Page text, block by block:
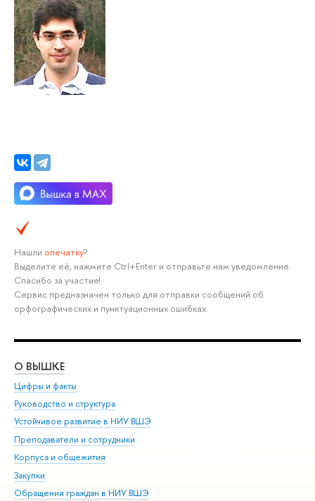
Нашли опечатку?
Выделите её, нажмите Ctrl+Enter и отправьте нам уведомление.
Спасибо за участие!
Сервис предназначен только для отправки сообщений об
орфографических и пунктуационных ошибках.
О ВЫШКЕ
Цифры и факты
Руководство и структура
Устойчивое развитие в НИУ ВШЭ
Преподаватели и сотрудники
Корпуса и общежития
Закупки
Обращения граждан в НИУ ВШЭ